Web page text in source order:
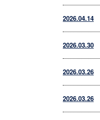
2026.04.14
2026.03.30
2026.03.26
2026.03.26